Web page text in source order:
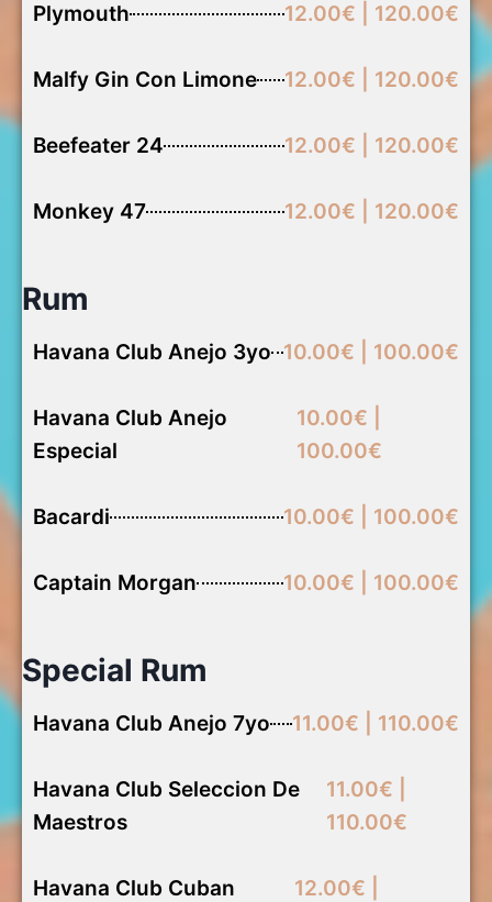
Plymouth 12.00€ | 120.00€
Malfy Gin Con Limone 12.00€ | 120.00€
Beefeater 24 12.00€ | 120.00€
Monkey 47 12.00€ | 120.00€
Rum
Havana Club Anejo 3yo 10.00€ | 100.00€
Havana Club Anejo
Especial
10.00€ |
100.00€
Bacardi 10.00€ | 100.00€
Captain Morgan 10.00€ | 100.00€
Special Rum
Havana Club Anejo 7yo 11.00€ | 110.00€
Havana Club Seleccion De
Maestros
11.00€ |
110.00€
Havana Club Cuban
12.00€ |